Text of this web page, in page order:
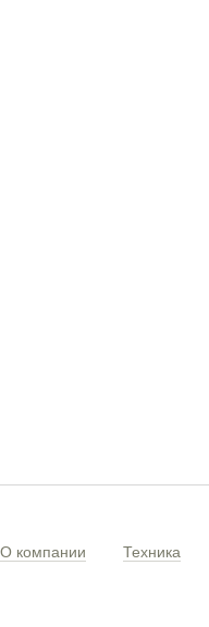
О компании Техника